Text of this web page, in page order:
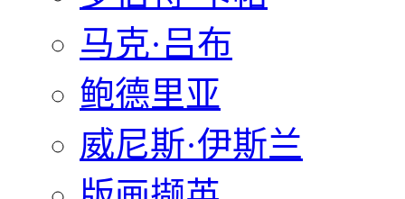
马克·吕布
鲍德里亚
威尼斯·伊斯兰